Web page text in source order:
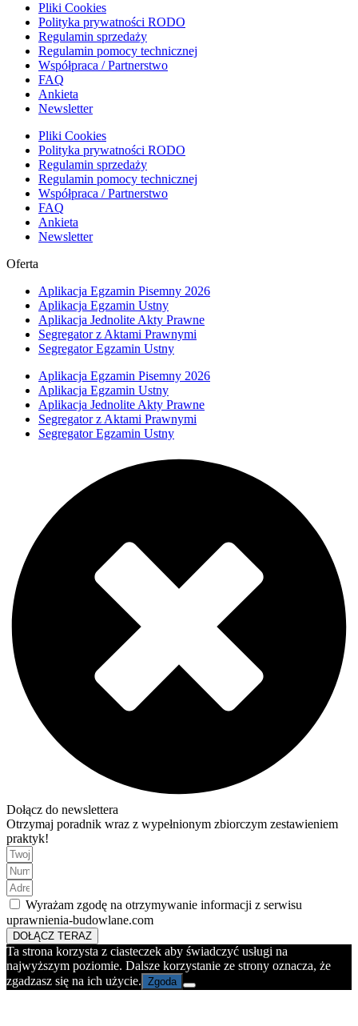
Pliki Cookies
Polityka prywatności RODO
Regulamin sprzedaży
Regulamin pomocy technicznej
Współpraca / Partnerstwo
FAQ
Ankieta
Newsletter
Pliki Cookies
Polityka prywatności RODO
Regulamin sprzedaży
Regulamin pomocy technicznej
Współpraca / Partnerstwo
FAQ
Ankieta
Newsletter
Oferta
Aplikacja Egzamin Pisemny 2026
Aplikacja Egzamin Ustny
Aplikacja Jednolite Akty Prawne
Segregator z Aktami Prawnymi
Segregator Egzamin Ustny
Aplikacja Egzamin Pisemny 2026
Aplikacja Egzamin Ustny
Aplikacja Jednolite Akty Prawne
Segregator z Aktami Prawnymi
Segregator Egzamin Ustny
Dołącz do newslettera
Otrzymaj poradnik wraz z wypełnionym zbiorczym zestawieniem
praktyk!
Wyrażam zgodę na otrzymywanie informacji z serwisu
uprawnienia-budowlane.com
DOŁĄCZ TERAZ
Ta strona korzysta z ciasteczek aby świadczyć usługi na
najwyższym poziomie. Dalsze korzystanie ze strony oznacza, że
zgadzasz się na ich użycie. Zgoda